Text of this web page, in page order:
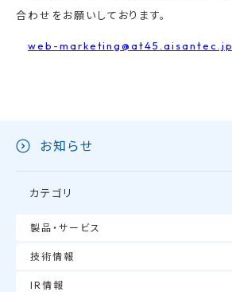
合わせをお願いしております。
web-marketing@at45.aisantec.jp
お知らせ
カテゴリ
製品・サービス
技術情報
IR情報